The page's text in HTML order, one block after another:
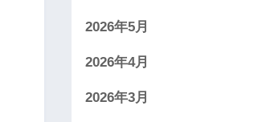
2026年5月
2026年4月
2026年3月